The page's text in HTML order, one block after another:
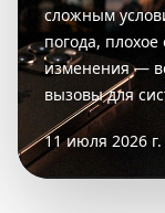
сложным
погода,
изменения —
вызовы для
11 июля 2026